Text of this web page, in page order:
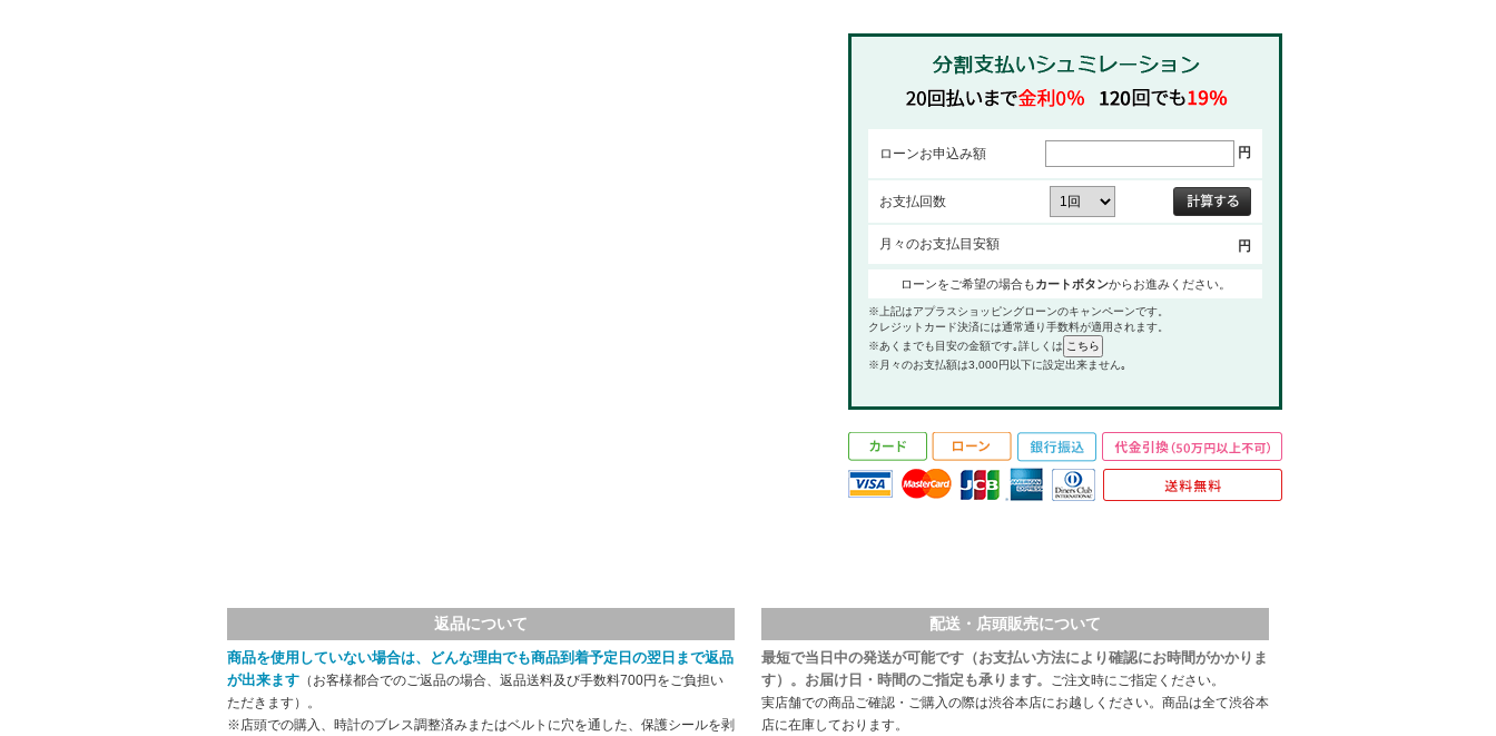
ローンお申込み額 円
お支払回数
月々のお支払目安額 円
ローンをご希望の場合もカートボタンからお進みください。
※上記はアプラスショッピングローンのキャンペーンです。
クレジットカード決済には通常通り手数料が適用されます。
※あくまでも目安の金額です｡詳しくは
※月々のお支払額は3,000円以下に設定出来ません｡
返品について
商品を使用していない場合は、どんな理由でも商品到着予定日の翌日まで返品
が出来ます （お客様都合でのご返品の場合、返品送料及び手数料700円をご負担い
ただきます）。
※店頭での購入、時計のブレス調整済みまたはベルトに穴を通した、保護シールを剥
配送・店頭販売について
最短で当日中の発送が可能です（お支払い方法により確認にお時間がかかりま
す）。お届け日・時間のご指定も承ります。
ご注文時にご指定ください。
実店舗での商品ご確認・ご購入の際は渋谷本店にお越しください。商品は全て渋谷本
店に在庫しております。